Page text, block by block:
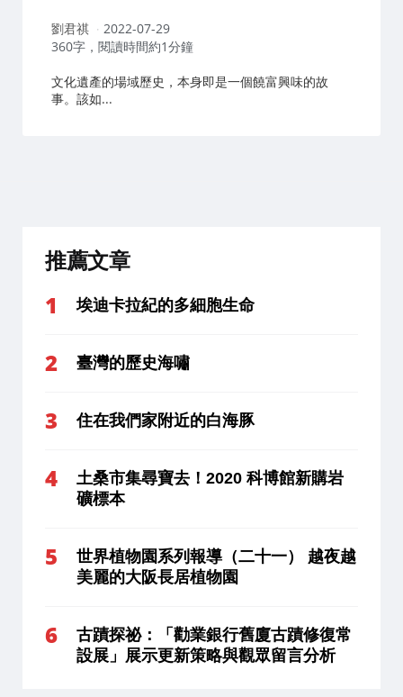
作
者：
劉君祺
2022-07-29
360字，閱讀時間約1分鐘
文化遺產的場域歷史，本身即是一個饒富興味的故
事。該如...
推薦文章
埃迪卡拉紀的多細胞生命
臺灣的歷史海嘯
住在我們家附近的白海豚
土桑市集尋寶去！2020 科博館新購岩
礦標本
世界植物園系列報導（二十一） 越夜越
美麗的大阪長居植物園
古蹟探祕：「勸業銀行舊廈古蹟修復常
設展」展示更新策略與觀眾留言分析